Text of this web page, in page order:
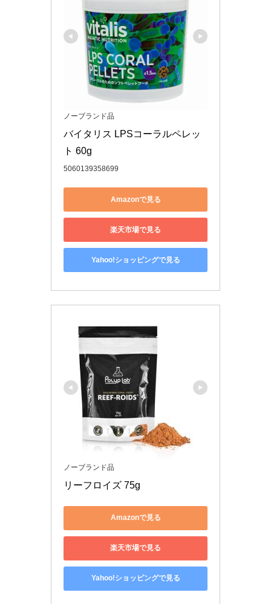
ノーブランド品
バイタリス LPSコーラルペレッ
ト 60g
5060139358699
Amazonで見る
楽天市場で見る
Yahoo!ショッピングで見る
ノーブランド品
リーフロイズ 75g
Amazonで見る
楽天市場で見る
Yahoo!ショッピングで見る